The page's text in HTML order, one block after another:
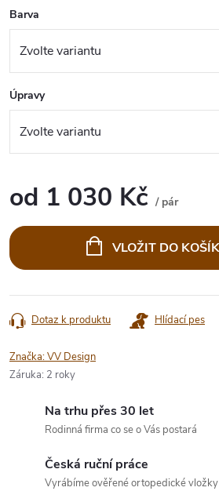
Barva
Úpravy
od 1 030 Kč / pár
cena:
VLOŽIT DO
Dotaz k produktu Hlídací pes
Značka:VV Design
Záruka: 2 roky
Na trhu přes 30 let
Rodinná firma co se o Vás postará
Česká ruční práce
Vyrábíme ověřené ortopedické